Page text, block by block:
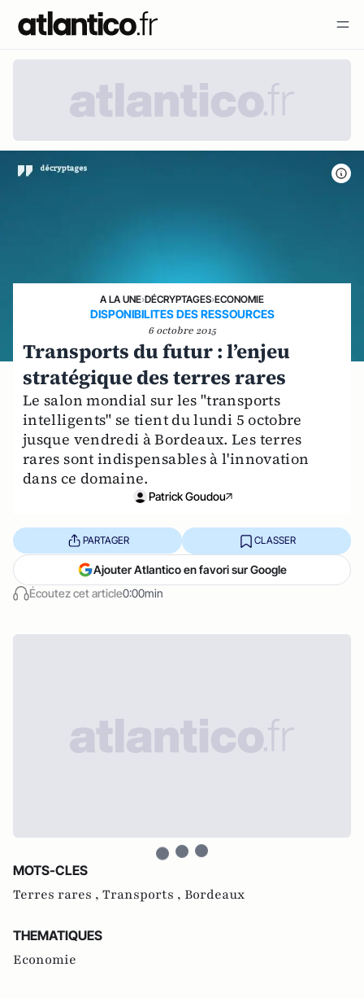
A LA UNE›DÉCRYPTAGES›ECONOMIE
DISPONIBILITES DES RESSOURCES
6 octobre 2015
Transports du futur : l’enjeu
stratégique des terres rares
Le salon mondial sur les "transports
intelligents" se tient du lundi 5 octobre
jusque vendredi à Bordeaux. Les terres
rares sont indispensables à l'innovation
dans ce domaine.
Patrick Goudou
Écoutez cet article0:00min
PARTAGER CLASSER
Ajouter Atlantico en favori sur Google
MOTS-CLES
Terres rares , Transports , Bordeaux
THEMATIQUES
Economie